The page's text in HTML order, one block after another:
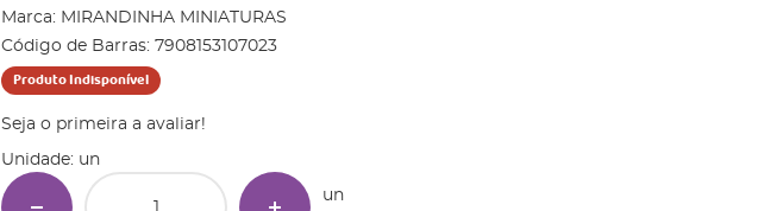
Marca: MIRANDINHA MINIATURAS
Código de Barras: 7908153107023
Produto Indisponível
Seja o primeira a avaliar!
Unidade: un
un